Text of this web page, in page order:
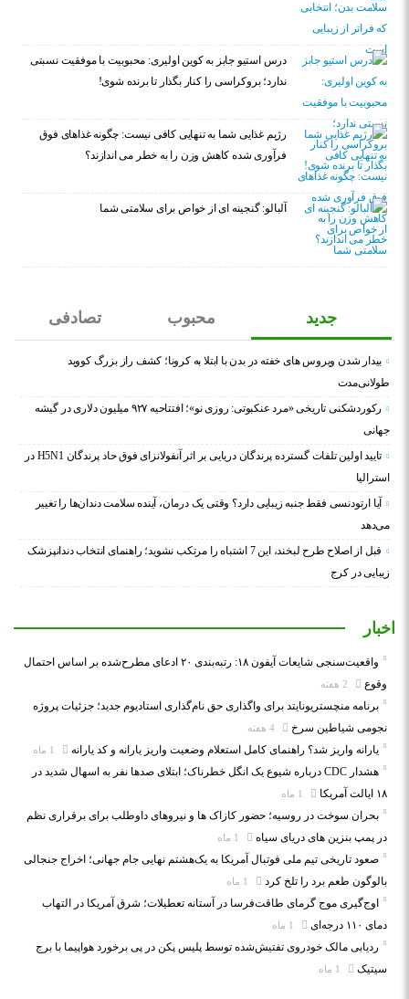
درس استیو جابز به کوین اولیری: محبوبیت با موفقیت نسبتی
ندارد؛ بروکراسی را کنار بگذار تا برنده شوی!
رژیم غذایی شما به تنهایی کافی نیست: چگونه غذاهای فوق
فرآوری شده کاهش وزن را به خطر می اندازند؟
آلبالو: گنجینه ای از خواص برای سلامتی شما
جدید محبوب تصادفی
بیدار شدن ویروس‌ های خفته در بدن با ابتلا به کرونا؛ کشف راز بزرگ کووید
طولانی‌مدت
رکوردشکنی تاریخی «مرد عنکبوتی: روزی نو»؛ افتتاحیه ۹۲۷ میلیون دلاری در گیشه
جهانی
تایید اولین تلفات گسترده پرندگان دریایی بر اثر آنفولانزای فوق حاد پرندگان H5N1 در
استرالیا
آیا ارتودنسی فقط جنبه زیبایی دارد؟ وقتی یک درمان، آینده سلامت دندان‌ها را تغییر
می‌دهد
قبل از اصلاح طرح لبخند، این 7 اشتباه را مرتکب نشوید؛ راهنمای انتخاب دندانپزشک
زیبایی در کرج
اخبار
واقعیت‌سنجی شایعات آیفون ۱۸: رتبه‌بندی ۲۰ ادعای مطرح‌شده بر اساس احتمال
وقوع
برنامه منچستریونایتد برای واگذاری حق نام‌گذاری استادیوم جدید؛ جزئیات پروژه
نجومی شیاطین سرخ
یارانه واریز شد؟ راهنمای کامل استعلام وضعیت واریز یارانه و کد یارانه
هشدار CDC درباره شیوع یک انگل خطرناک؛ ابتلای صدها نفر به اسهال شدید در
۱۸ ایالت آمریکا
بحران سوخت در روسیه؛ حضور کازاک‌ ها و نیروهای داوطلب برای برقراری نظم
در پمپ بنزین‌ های دریای سیاه
صعود تاریخی تیم ملی فوتبال آمریکا به یک‌هشتم نهایی جام جهانی؛ اخراج جنجالی
بالوگون طعم برد را تلخ کرد
اوج‌گیری موج گرمای طاقت‌فرسا در آستانه تعطیلات؛ شرق آمریکا در التهاب
دمای ۱۱۰ درجه‌ای
ردیابی مالک خودروی تفتیش‌شده توسط پلیس پکن در پی برخورد هواپیما با برج
سیتیک